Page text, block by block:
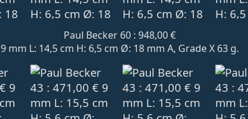
Paul Becker 60 : 948,00 €
9 mm L: 14,5 cm H: 6,5 cm Ø: 18 mm A, Grade X 63 g.